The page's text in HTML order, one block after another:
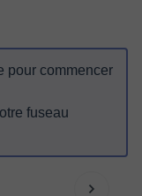
pour commencer
fuseau